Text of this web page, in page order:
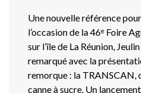
Une nouvelle référence
l’occasion de la 46ᵉ Foire
sur l’île de La Réunion,
remarqué avec la
remorque : la TRANSCAN,
canne à sucre. Un